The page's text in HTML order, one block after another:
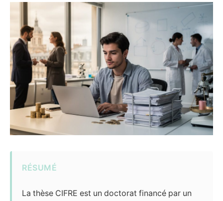
RÉSUMÉ
La thèse CIFRE est un doctorat financé par un